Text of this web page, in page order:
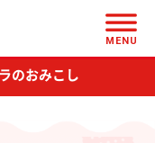
MENU
のおみこし